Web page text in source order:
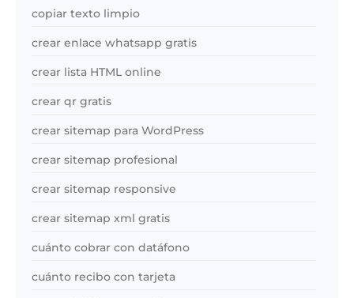
copiar texto limpio
crear enlace whatsapp gratis
crear lista HTML online
crear qr gratis
crear sitemap para WordPress
crear sitemap profesional
crear sitemap responsive
crear sitemap xml gratis
cuánto cobrar con datáfono
cuánto recibo con tarjeta